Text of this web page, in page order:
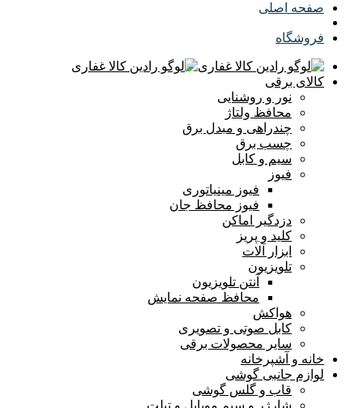
صفحه اصلی
فروشگاه
کالای برقی
نور و روشنایی
محافظ ولتاژ
چندراهی و مبدل برق
چسب برق
سیم و کابل
فیوز
فیوز مینیاتوری
فیوز محافظ جان
دزدگیر اماکن
کلید و پریز
ابزار آلات
تلویزیون
آنتن تلویزیون
محافظ صفحه نمایش
هواکش
کابل صوتی و تصویری
سایر محصولات برقی
خانه و آشپرخانه
لوازم جانبی گوشی
قاب و گلس گوشی
شارژر و سیم موبایل و تبلت